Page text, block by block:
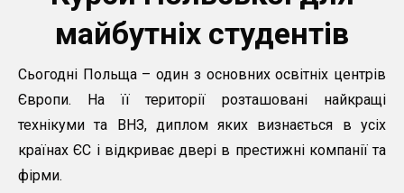
майбутніх студентів
Сьогодні Польща – один з основних освітніх центрів
Європи. На її території розташовані найкращі
технікуми та ВНЗ, диплом яких визнається в усіх
країнах ЄС і відкриває двері в престижні компанії та
фірми.